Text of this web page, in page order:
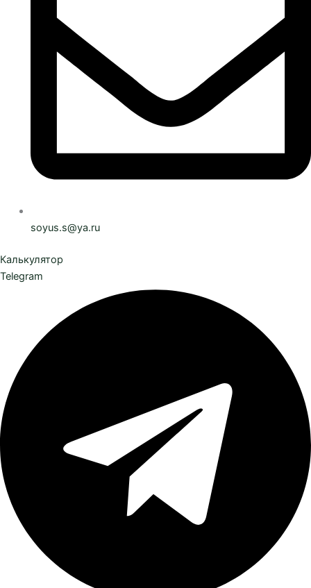
soyus.s@ya.ru
Калькулятор
Telegram